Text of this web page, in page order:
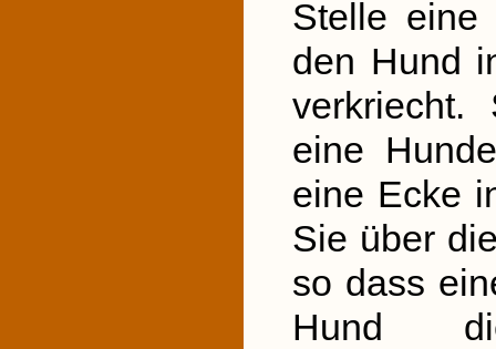
Stelle eine
den Hund
eine
eine Ecke
Sie über
so dass
Hund